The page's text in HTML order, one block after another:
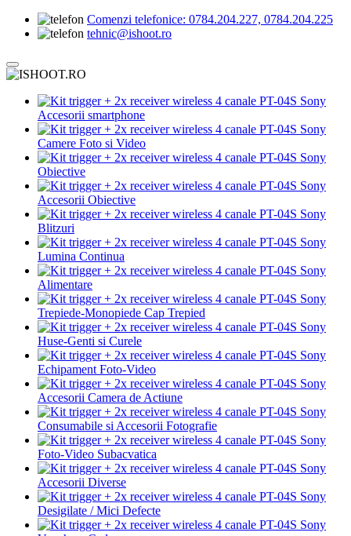
Comenzi telefonice: 0784.204.227, 0784.204.225
tehnic@ishoot.ro
Accesorii smartphone
Camere Foto si Video
Obiective
Accesorii Obiective
Blitzuri
Lumina Continua
Alimentare
Trepiede-Monopiede Cap Trepied
Huse-Genti si Curele
Echipament Foto-Video
Accesorii Camera de Actiune
Consumabile si Accesorii Fotografie
Foto-Video Subacvatica
Accesorii Diverse
Desigilate / Mici Defecte